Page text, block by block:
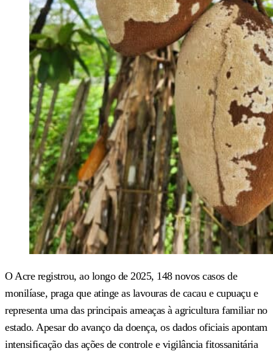
O Acre registrou, ao longo de 2025, 148 novos casos de
monilíase, praga que atinge as lavouras de cacau e cupuaçu e
representa uma das principais ameaças à agricultura familiar no
estado. Apesar do avanço da doença, os dados oficiais apontam
intensificação das ações de controle e vigilância fitossanitária